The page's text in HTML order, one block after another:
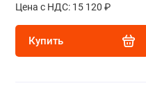
Цена с НДС: 15 120 ₽
Купить